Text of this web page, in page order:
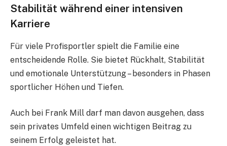
Stabilität während einer intensiven
Karriere
Für viele Profisportler spielt die Familie eine
entscheidende Rolle. Sie bietet Rückhalt, Stabilität
und emotionale Unterstützung – besonders in Phasen
sportlicher Höhen und Tiefen.
Auch bei Frank Mill darf man davon ausgehen, dass
sein privates Umfeld einen wichtigen Beitrag zu
seinem Erfolg geleistet hat.